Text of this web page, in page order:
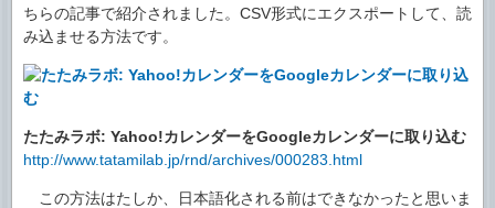
ちらの記事で紹介されました。CSV形式にエクスポートして、読
み込ませる方法です。
たたみラボ: Yahoo!カレンダーをGoogleカレンダーに取り込む
http://www.tatamilab.jp/rnd/archives/000283.html
この方法はたしか、日本語化される前はできなかったと思いま